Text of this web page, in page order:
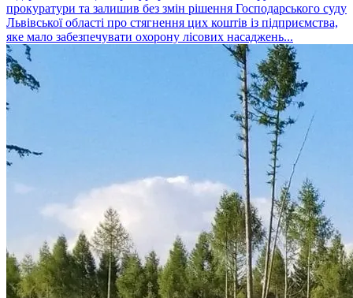
прокуратури та залишив без змін рішення Господарського суду
Львівської області про стягнення цих коштів із підприємства,
яке мало забезпечувати охорону лісових насаджень...